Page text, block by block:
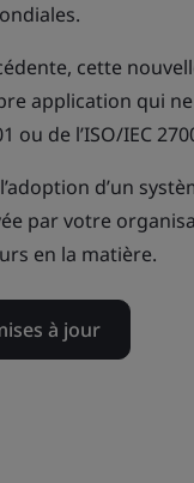
cette
application qui
ou de l’ISO/IEC
d’un
par votre
en la matière.
à jour